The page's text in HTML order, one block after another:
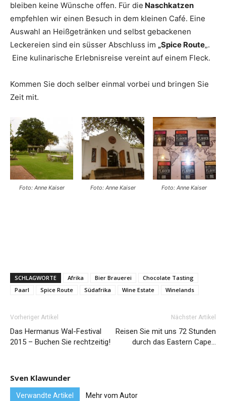
bleiben keine Wünsche offen. Für die Naschkatzen
empfehlen wir einen Besuch in dem kleinen Café. Eine
Auswahl an Heißgetränken und selbst gebackenen
Leckereien sind ein süsser Abschluss im „Spice Route„.
Eine kulinarische Erlebnisreise vereint auf einem Fleck.
Kommen Sie doch selber einmal vorbei und bringen Sie
Zeit mit.
Foto: Anne Kaiser Foto: Anne Kaiser Foto: Anne Kaiser
SCHLAGWORTE Afrika Bier Brauerei
Chocolate Tasting
Paarl
Spice Route Südafrika Wine Estate Winelands
Vorheriger Artikel
Das Hermanus Wal-Festival
2015 – Buchen Sie rechtzeitig!
Nächster Artikel
Reisen Sie mit uns 72 Stunden
durch das Eastern Cape…
Sven Klawunder
Verwandte Artikel Mehr vom Autor